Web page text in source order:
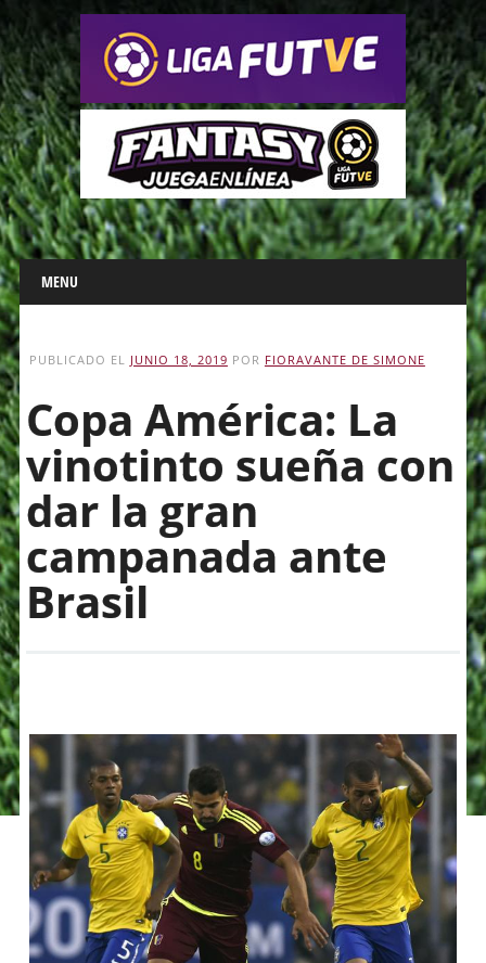
Main menu
Skip
to
content
MENU
PUBLICADO EL JUNIO 18, 2019 POR FIORAVANTE DE SIMONE
Copa América: La
vinotinto sueña con
dar la gran
campanada ante
Brasil